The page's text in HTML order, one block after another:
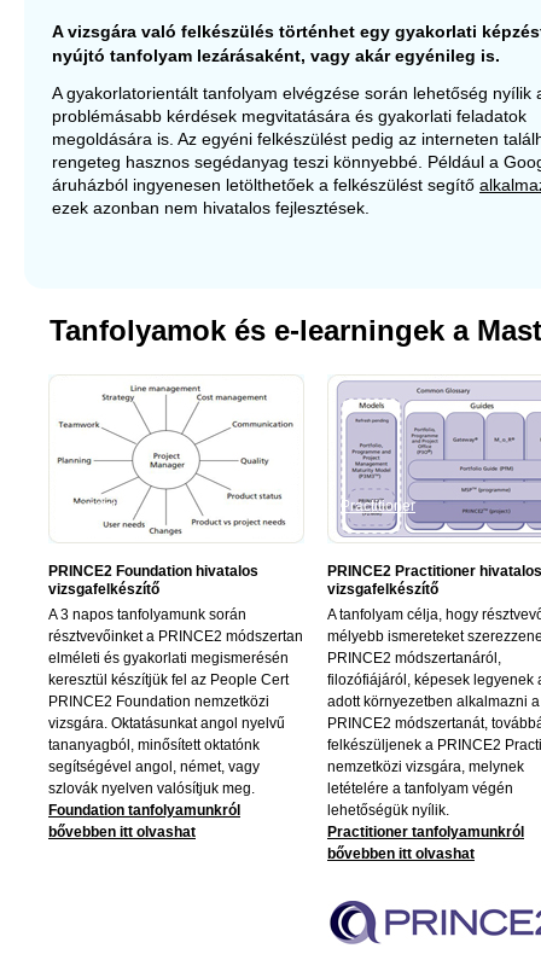
A vizsgára való felkészülés történhet egy gyakorlati
nyújtó tanfolyam lezárásaként, vagy akár egyénileg is.
A gyakorlatorientált tanfolyam elvégzése során lehetőség nyílik
problémásabb kérdések megvitatására és gyakorlati feladatok
megoldására is. Az egyéni felkészülést pedig az interneten
rengeteg hasznos segédanyag teszi könnyebbé. Például a
áruházból ingyenesen letölthetőek a felkészülést segítő
ezek azonban nem hivatalos fejlesztések.
Tanfolyamok és e-learningek a
Foundation
PRINCE2 Foundation hivatalos
vizsgafelkészítő
A 3 napos tanfolyamunk során
résztvevőinket a PRINCE2 módszertan
elméleti és gyakorlati megismerésén
keresztül készítjük fel az People Cert
PRINCE2 Foundation nemzetközi
vizsgára. Oktatásunkat angol nyelvű
tananyagból, minősített oktatónk
segítségével angol, német, vagy
szlovák nyelven valósítjuk meg.
Foundation tanfolyamunkról
bővebben itt olvashat
Practitioner
PRINCE2 Practitioner hivatalos
vizsgafelkészítő
A tanfolyam célja, hogy
mélyebb ismereteket
PRINCE2 módszertanáról,
filozófiájáról, képesek legyenek
adott környezetben alkalmazni a
PRINCE2 módszertanát,
felkészüljenek a PRINCE2
nemzetközi vizsgára, melynek
letételére a tanfolyam végén
lehetőségük nyílik.
Practitioner tanfolyamunkról
bővebben itt olvashat